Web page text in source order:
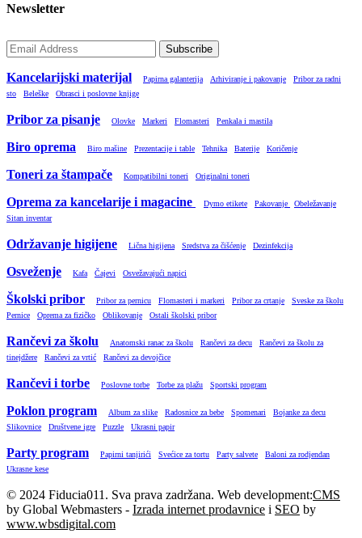
Newsletter
Subscribe
Kancelarijski materijal Papirna galanterija Arhiviranje i pakovanje
Pribor za radni
sto
Beleške Obrasci i poslovne knjige
Pribor za pisanje Olovke Markeri Flomasteri Penkala i mastila
Biro oprema Biro mašine Prezentacije i table Tehnika Baterije Koričenje
Toneri za štampače Kompatibilni toneri Originalni toneri
Oprema za kancelarije i magacine Dymo etikete Pakovanje
Obeležavanje
Sitan inventar
Održavanje higijene Lična higijena Sredstva za čišćenje Dezinfekcija
Osveženje Kafa Čajevi Osvežavajući napici
Školski pribor Pribor za pernicu Flomasteri i markeri Pribor za crtanje
Sveske za školu
Pernice
Oprema za fizičko Oblikovanje Ostali školski pribor
Rančevi za školu Anatomski ranac za školu Rančevi za decu
Rančevi za školu za
tinejdžere
Rančevi za vrtić Rančevi za devojčice
Rančevi i torbe Poslovne torbe Torbe za plažu Sportski program
Poklon program Album za slike Radosnice za bebe Spomenari
Bojanke za decu
Slikovnice
Društvene igre Puzzle Ukrasni papir
Party program Papirni tanjirići Svećice za tortu Party salvete
Baloni za rodjendan
Ukrasne kese
© 2024 Fiducia011. Sva prava zadržana. Web development:CMS
by Global Webmasters - Izrada internet prodavnice i SEO by
www.wbsdigital.com